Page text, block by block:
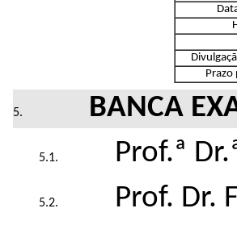
Prazo
BANCA
Prof.ª
Prof. Dr.